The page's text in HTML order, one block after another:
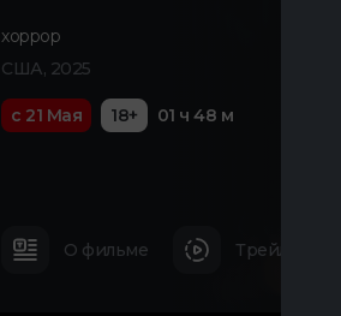
хоррор
США, 2025
с 21 Мая 18+ 01 ч 48 м
О фильме Трейлер